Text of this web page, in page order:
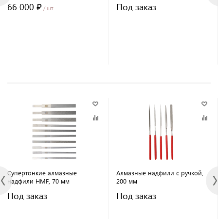
66 000 ₽ / шт Под заказ
Супертонкие алмазные
надфили HMF, 70 мм
Под заказ
Алмазные надфили с ручкой,
200 мм
Под заказ